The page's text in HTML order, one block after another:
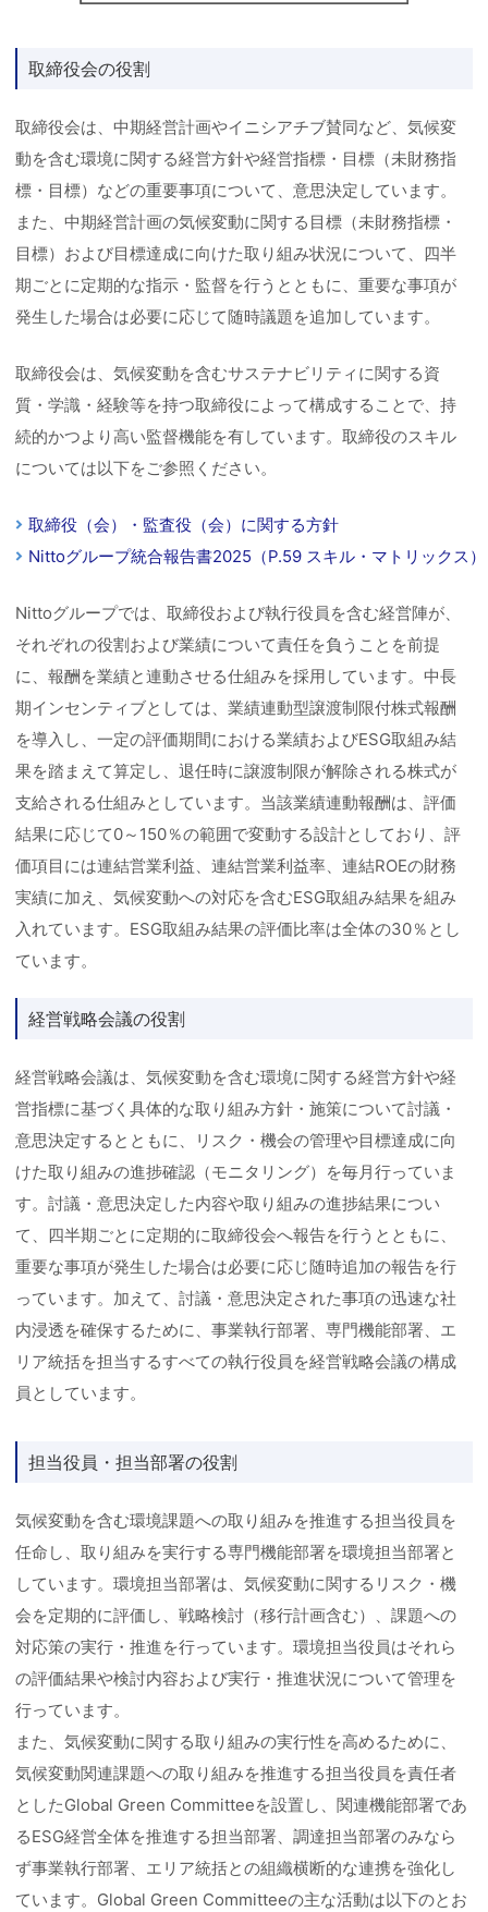
取締役会の役割
取締役会は、中期経営計画やイニシアチブ賛同など、気候変
動を含む環境に関する経営方針や経営指標・目標（未財務指
標・目標）などの重要事項について、意思決定しています。
また、中期経営計画の気候変動に関する目標（未財務指標・
目標）および目標達成に向けた取り組み状況について、四半
期ごとに定期的な指示・監督を行うとともに、重要な事項が
発生した場合は必要に応じて随時議題を追加しています。
取締役会は、気候変動を含むサステナビリティに関する資
質・学識・経験等を持つ取締役によって構成することで、持
続的かつより高い監督機能を有しています。取締役のスキル
については以下をご参照ください。
取締役（会）・監査役（会）に関する方針
Nittoグループ統合報告書2025（P.59 スキル・マトリックス）
Nittoグループでは、取締役および執行役員を含む経営陣が、
それぞれの役割および業績について責任を負うことを前提
に、報酬を業績と連動させる仕組みを採用しています。中長
期インセンティブとしては、業績連動型譲渡制限付株式報酬
を導入し、一定の評価期間における業績およびESG取組み結
果を踏まえて算定し、退任時に譲渡制限が解除される株式が
支給される仕組みとしています。当該業績連動報酬は、評価
結果に応じて0～150％の範囲で変動する設計としており、評
価項目には連結営業利益、連結営業利益率、連結ROEの財務
実績に加え、気候変動への対応を含むESG取組み結果を組み
入れています。ESG取組み結果の評価比率は全体の30％とし
ています。
経営戦略会議の役割
経営戦略会議は、気候変動を含む環境に関する経営方針や経
営指標に基づく具体的な取り組み方針・施策について討議・
意思決定するとともに、リスク・機会の管理や目標達成に向
けた取り組みの進捗確認（モニタリング）を毎月行っていま
す。討議・意思決定した内容や取り組みの進捗結果につい
て、四半期ごとに定期的に取締役会へ報告を行うとともに、
重要な事項が発生した場合は必要に応じ随時追加の報告を行
っています。加えて、討議・意思決定された事項の迅速な社
内浸透を確保するために、事業執行部署、専門機能部署、エ
リア統括を担当するすべての執行役員を経営戦略会議の構成
員としています。
担当役員・担当部署の役割
気候変動を含む環境課題への取り組みを推進する担当役員を
任命し、取り組みを実行する専門機能部署を環境担当部署と
しています。環境担当部署は、気候変動に関するリスク・機
会を定期的に評価し、戦略検討（移行計画含む）、課題への
対応策の実行・推進を行っています。環境担当役員はそれら
の評価結果や検討内容および実行・推進状況について管理を
行っています。
また、気候変動に関する取り組みの実行性を高めるために、
気候変動関連課題への取り組みを推進する担当役員を責任者
としたGlobal Green Committeeを設置し、関連機能部署であ
るESG経営全体を推進する担当部署、調達担当部署のみなら
ず事業執行部署、エリア統括との組織横断的な連携を強化し
ています。Global Green Committeeの主な活動は以下のとお